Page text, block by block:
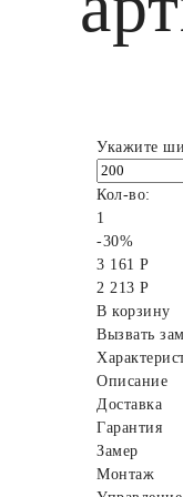
Укажите
Кол-во:
1
-30%
3 161 Р
2 213 Р
В корзину
Вызвать
Описание
Доставка
Гарантия
Замер
Монтаж